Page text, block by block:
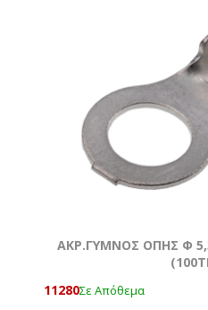
AKΡ.ΓΥΜΝΟΣ ΟΠΗΣ Φ
11280Σε Απόθεμα